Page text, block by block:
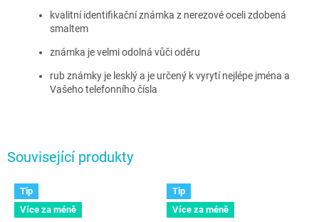
Související produkty
Tip
Více za méně
Tip
Více za méně
kvalitní identifikační známka z nerezové oceli zdobená
smaltem
známka je velmi odolná vůči oděru
rub známky je lesklý a je určený k vyrytí nejlépe jména a
Vašeho telefonního čísla